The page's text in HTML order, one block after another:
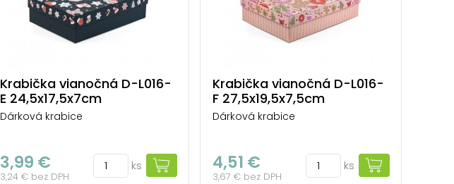
Krabička vianočná D-L016-
E 24,5x17,5x7cm
Dárková krabice
3,99 €
3,24 € bez DPH
ks
Krabička vianočná D-L016-
F 27,5x19,5x7,5cm
Dárková krabice
4,51 €
3,67 € bez DPH
ks